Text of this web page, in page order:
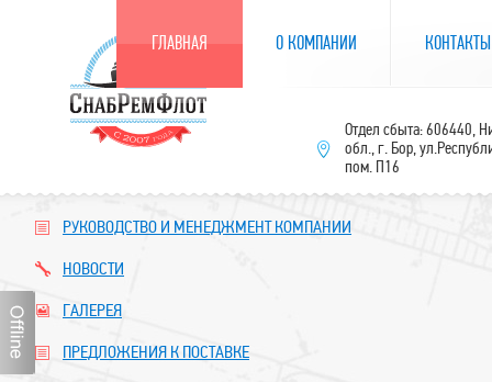
РУКОВОДСТВО И МЕНЕДЖМЕНТ КОМПАНИИ
НОВОСТИ
ГАЛЕРЕЯ
ПРЕДЛОЖЕНИЯ К ПОСТАВКЕ
ГЛАВНАЯ О КОМПАНИИ КОНТАКТЫ
Отдел сбыта: 606440,
обл., г. Бор,
пом. П16